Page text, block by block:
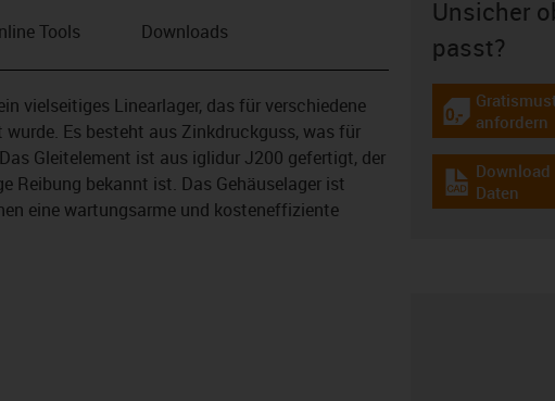
Tools Downloads
vielseitiges Linearlager, das für verschiedene
Es besteht aus Zinkdruckguss, was für
Gleitelement ist aus iglidur J200 gefertigt, der
Reibung bekannt ist. Das Gehäuselager ist
eine wartungsarme und kosteneffiziente
Unsicher
passt?
igus-icon-anfordern
igus-icon-cad-
Download
Daten